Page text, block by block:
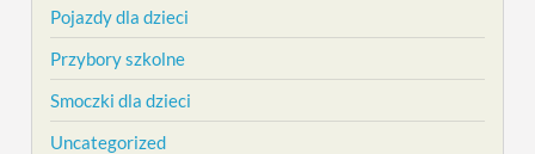
Pojazdy dla dzieci
Przybory szkolne
Smoczki dla dzieci
Uncategorized